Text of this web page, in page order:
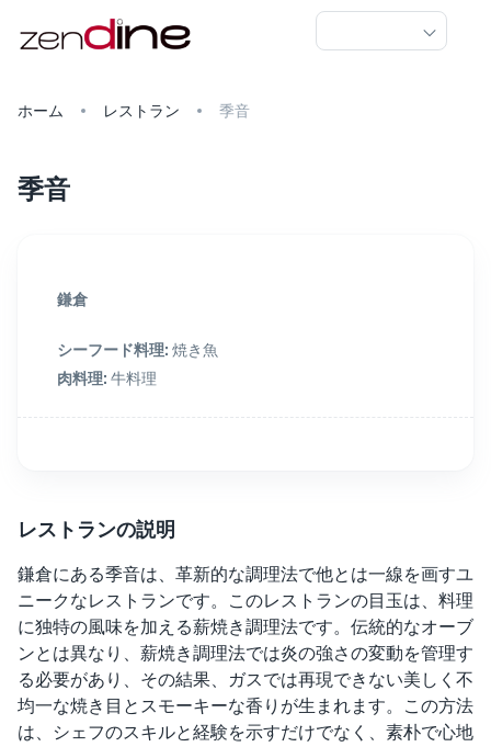
ホーム レストラン 季音
季音
鎌倉
シーフード料理: 焼き魚
肉料理: 牛料理
レストランの説明
鎌倉にある季音は、革新的な調理法で他とは一線を画すユ
ニークなレストランです。このレストランの目玉は、料理
に独特の風味を加える薪焼き調理法です。伝統的なオーブ
ンとは異なり、薪焼き調理法では炎の強さの変動を管理す
る必要があり、その結果、ガスでは再現できない美しく不
均一な焼き目とスモーキーな香りが生まれます。この方法
は、シェフのスキルと経験を示すだけでなく、素朴で心地